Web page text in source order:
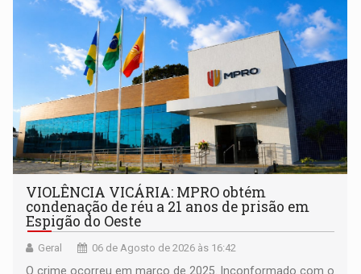
VIOLÊNCIA VICÁRIA: MPRO obtém
condenação de réu a 21 anos de prisão em
Espigão do Oeste
Geral 06 de Agosto de 2026 às 16:42
O crime ocorreu em março de 2025. Inconformado com o